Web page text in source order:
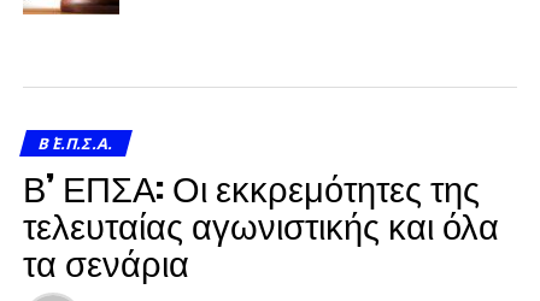
Β΄ Ε.Π.Σ.Α.
Β’ ΕΠΣΑ: Οι εκκρεμότητες της
τελευταίας αγωνιστικής και όλα
τα σενάρια